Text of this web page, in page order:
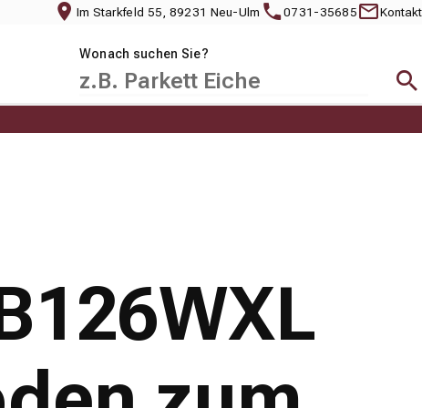
Im Starkfeld 55, 89231 Neu-Ulm 0731-35685 Kontakt
Wonach suchen Sie?